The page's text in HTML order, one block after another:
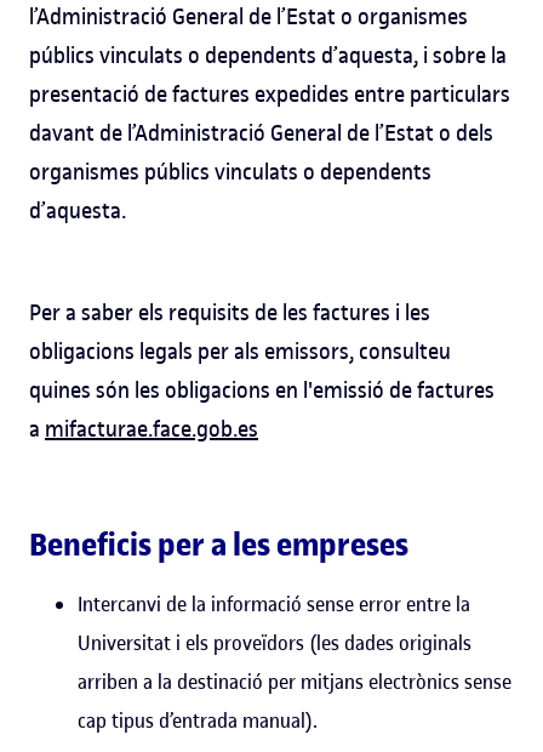
l’Administració General de l’Estat o organismes
públics vinculats o dependents d’aquesta, i sobre la
presentació de factures expedides entre particulars
davant de l’Administració General de l’Estat o dels
organismes públics vinculats o dependents
d’aquesta.
Per a saber els requisits de les factures i les
obligacions legals per als emissors, consulteu
quines són les obligacions en l'emissió de factures
a mifacturae.face.gob.es
Beneficis per a les empreses
Intercanvi de la informació sense error entre la
Universitat i els proveïdors (les dades originals
arriben a la destinació per mitjans electrònics sense
cap tipus d’entrada manual).